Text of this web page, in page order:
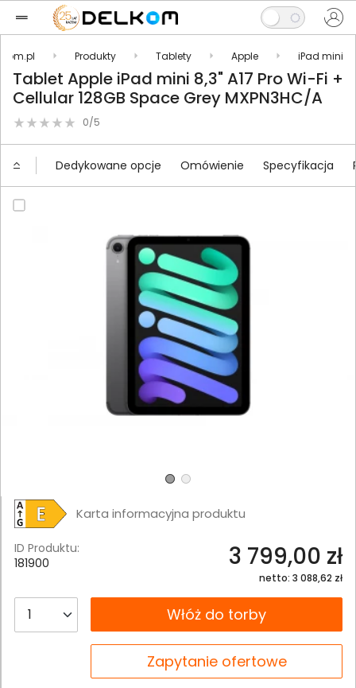
Produkty Tablety Apple iPad mini
Tablet Apple iPad mini 8,3" A17 Pro Wi-Fi +
Cellular 128GB Space Grey MXPN3HC/A
0/5
Dedykowane opcje Omówienie Specyfikacja
Karta informacyjna produktu
ID Produktu:
181900
3 799,00 zł
netto: 3 088,62 zł
__B2C.PRODUCT.QUANTITYWłóż do torby
Zapytanie ofertowe